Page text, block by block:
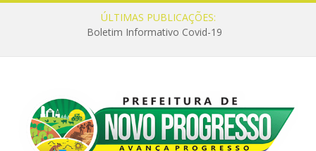
ÚLTIMAS PUBLICAÇÕES:
Boletim Informativo Covid-19